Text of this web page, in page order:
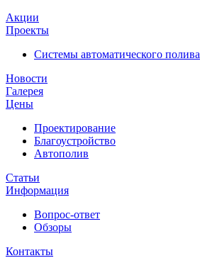
Акции
Проекты
Системы автоматического полива
Новости
Галерея
Цены
Проектирование
Благоустройство
Автополив
Статьи
Информация
Вопрос-ответ
Обзоры
Контакты